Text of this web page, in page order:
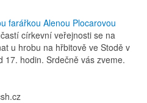
církevní veřejnosti se na
u hrobu na hřbitově ve Stodě v
17. hodin. Srdečně vás zveme.